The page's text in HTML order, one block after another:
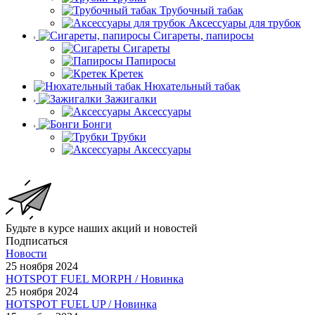
Трубочный табак
Аксессуары для трубок
Сигареты, папиросы
Сигареты
Папиросы
Кретек
Нюхательный табак
Зажигалки
Аксессуары
Бонги
Трубки
Аксессуары
Будьте в курсе наших акций и новостей
Подписаться
Новости
25 ноября 2024
HOTSPOT FUEL MORPH / Новинка
25 ноября 2024
HOTSPOT FUEL UP / Новинка